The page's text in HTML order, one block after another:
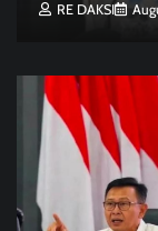
RE DAKSI